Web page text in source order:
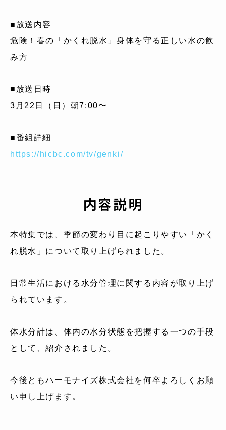
■放送内容
危険！春の「かくれ脱水」身体を守る正しい水の飲
み方
■放送日時
3月22日（日）朝7:00〜
■番組詳細
https://hicbc.com/tv/genki/
内容説明
本特集では、季節の変わり目に起こりやすい「かく
れ脱水」について取り上げられました。
日常生活における水分管理に関する内容が取り上げ
られています。
体水分計は、体内の水分状態を把握する一つの手段
として、紹介されました。
今後ともハーモナイズ株式会社を何卒よろしくお願
い申し上げます。